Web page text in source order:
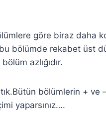
göre biraz daha
bölümde rekabet üst
azlığıdır.
bölümlerin + ve
yaparsınız….